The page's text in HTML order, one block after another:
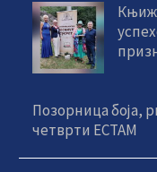
Позорница боја,
четврти ЕСТАМ